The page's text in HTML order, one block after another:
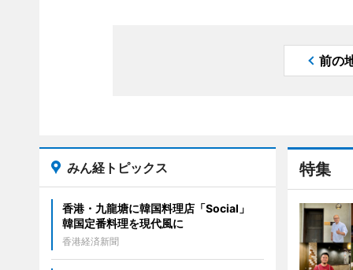
前の
特集
みん経トピックス
香港・九龍塘に韓国料理店「Social」
韓国定番料理を現代風に
香港経済新聞